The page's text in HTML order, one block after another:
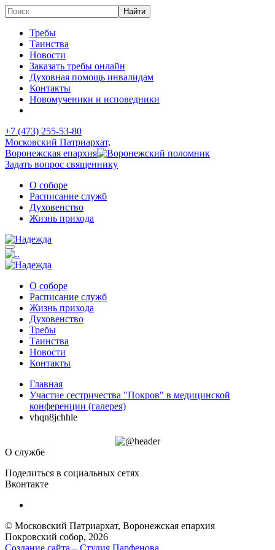
Требы
Таинства
Новости
Заказать требы онлайн
Духовная помощь инвалидам
Контакты
Новомученики и исповедники
+7 (473) 255-53-80
Московский Патриархат,
Воронежская епархия
Задать вопрос священнику
О соборе
Расписание служб
Духовенство
Жизнь прихода
О соборе
Расписание служб
Жизнь прихода
Духовенство
Требы
Таинства
Новости
Контакты
Главная
Участие сестричества "Покров" в медицинской
конференции (галерея)
vhqn8jchhle
О службе
Поделиться в социальных сетях
Вконтакте
© Московский Патриархат, Воронежcкая епархия
Покровский собор, 2026